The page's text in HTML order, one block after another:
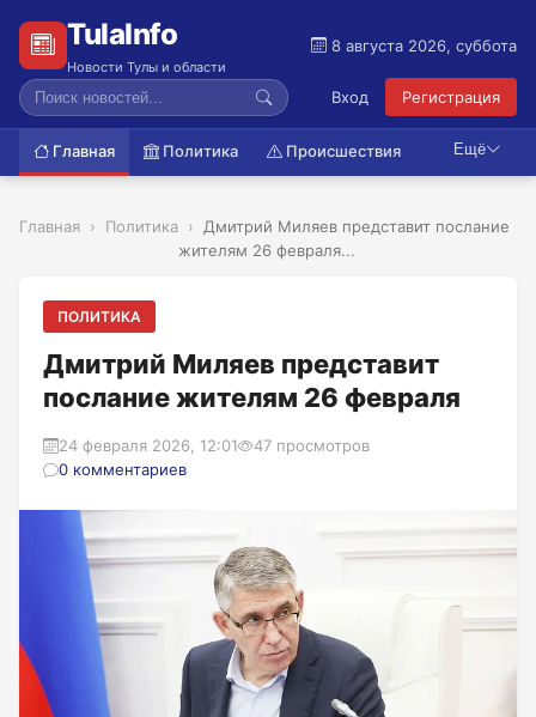
TulaInfo
Новости Тулы и области
8 августа 2026, суббота
Вход Регистрация
Главная Политика Происшествия Ещё
Главная Политика
Дмитрий Миляев представит послание
жителям 26 февраля...
ПОЛИТИКА
Дмитрий Миляев представит
послание жителям 26 февраля
24 февраля 2026, 12:01
47 просмотров
0 комментариев